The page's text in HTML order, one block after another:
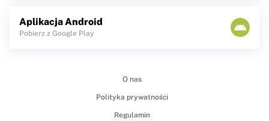
Aplikacja Android
Pobierz z Google Play
O nas
Polityka prywatności
Regulamin